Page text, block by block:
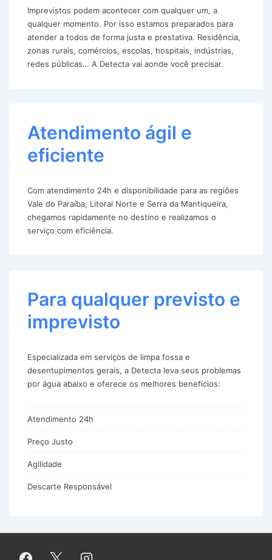
Imprevistos podem acontecer com qualquer um, a
qualquer momento. Por isso estamos preparados para
atender a todos de forma justa e prestativa. Residência,
zonas rurais, comércios, escolas, hospitais, indústrias,
redes públicas… A Detecta vai aonde você precisar.
Atendimento ágil e
eficiente
Com atendimento 24h e disponibilidade para as regiões
Vale do Paraíba, Litoral Norte e Serra da Mantiqueira,
chegamos rapidamente no destino e realizamos o
serviço com eficiência.
Para qualquer previsto e
imprevisto
Especializada em serviços de limpa fossa e
desentupimentos gerais, a Detecta leva seus problemas
por água abaixo e oferece os melhores benefícios:
Atendimento 24h
Preço Justo
Agilidade
Descarte Responsável